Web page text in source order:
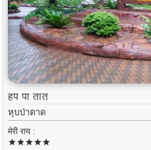
हप पा तात
หุบป่าตาด
मेरी राय :
starstarstarstarstar